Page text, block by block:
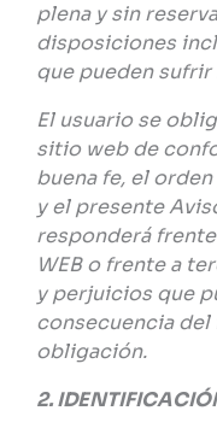
plena y sin
disposiciones
que pueden
El usuario se
sitio web de
buena fe, el
y el presente
responderá frente
WEB o frente a
y perjuicios que
consecuencia
obligación.
2.